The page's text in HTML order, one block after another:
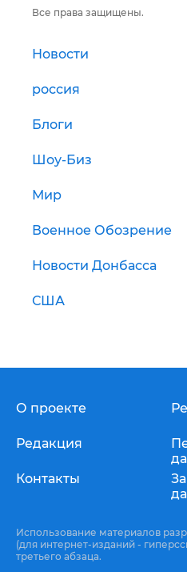
Все права защищены.
Новости
россия
Блоги
Шоу-Биз
Мир
Военное Обозрение
Новости Донбасса
США
О проекте
Редакция
Контакты
Использование материалов
(для интернет-изданий -
третьего абзаца.